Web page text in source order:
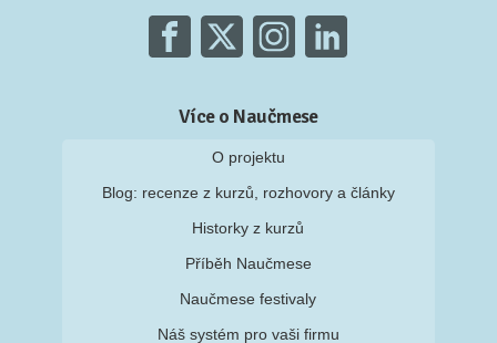
Více o Naučmese
O projektu
Blog: recenze z kurzů, rozhovory a články
Historky z kurzů
Příběh Naučmese
Naučmese festivaly
Náš systém pro vaši firmu